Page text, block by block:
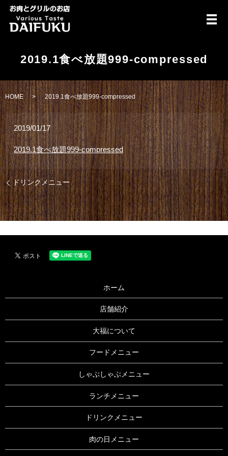
メ
2019.1食べ放題999-compressed
HOME 2019.1食べ放題999-compressed
2019/01/17
2019.1食べ放題999-compressed
ドリンクメニュー
ホーム
店舗紹介
大福について
フードメニュー
しゃぶしゃぶメニュー
ランチメニュー
ドリンクメニュー
肉の日メニュー